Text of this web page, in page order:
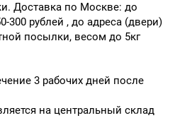
Доставка по Москве: до
рублей , до адреса (двери)
посылки, весом до 5кг
3 рабочих дней после
на центральный склад